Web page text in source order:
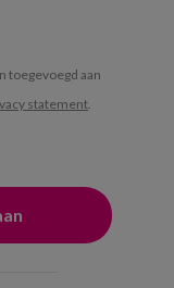
toegevoegd aan
statement.